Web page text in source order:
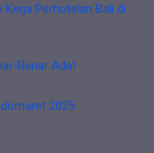
Perhotelan Bali di
Benar Ada!
2025